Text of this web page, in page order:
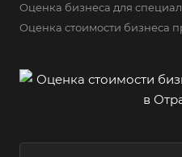
Оценка бизнеса для
Оценка стоимости бизнеса